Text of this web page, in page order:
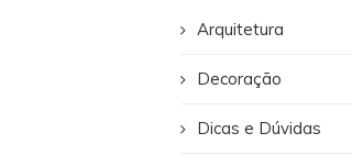
Arquitetura
Decoração
Dicas e Dúvidas